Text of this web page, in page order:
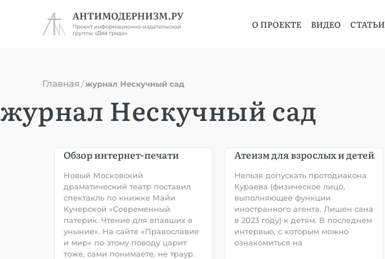
О ПРОЕКТЕ ВИДЕО СТАТЬИ
Главная /журнал Нескучный сад
журнал Нескучный сад
Обзор интернет-печати
Новый Московский
драматический театр поставил
спектакль по книжке Майи
Кучерской «Современный
патерик. Чтение для впавших в
уныние». На сайте «Православие
и мир» по этому поводу царит
тоже, сами понимаете, не траур.
Атеизм для взрослых и детей
Нельзя допускать протодиакона
Кураева (физическое лицо,
выполняющее функции
иностранного агента. Лишен сана
в 2023 году) к детям. В последнем
интервью, с которым можно
ознакомиться на